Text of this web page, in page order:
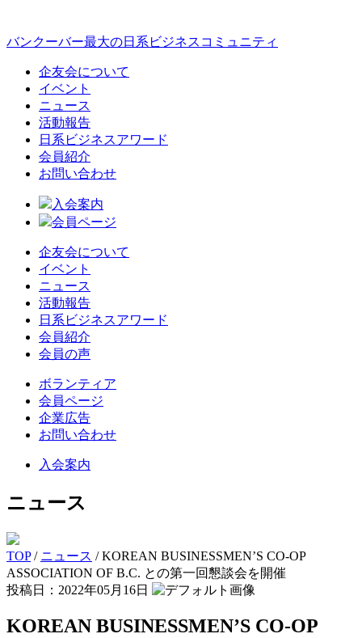
バンクーバー最大の日系ビジネスコミュニティ
企友会について
イベント
ニュース
活動報告
日系ビジネスアワード
会員紹介
お問い合わせ
入会案内
会員ページ
企友会について
イベント
ニュース
活動報告
日系ビジネスアワード
会員紹介
会員の声
ボランティア
会員ページ
企業広告
お問い合わせ
入会案内
ニュース
TOP / ニュース /KOREAN BUSINESSMEN’S CO-OP
ASSOCIATION OF B.C. との第一回懇談会を開催
投稿日：2022年05月16日
KOREAN BUSINESSMEN’S CO-OP